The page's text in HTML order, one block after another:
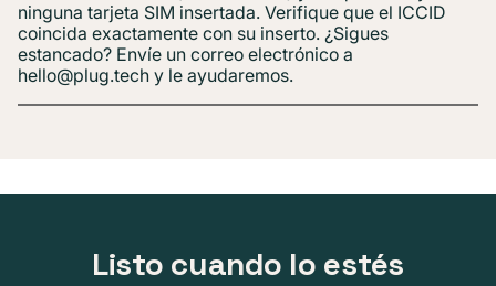
ninguna tarjeta SIM insertada. Verifique que el ICCID
coincida exactamente con su inserto. ¿Sigues
estancado? Envíe un correo electrónico a
hello@plug.tech y le ayudaremos.
Listo cuando lo estés